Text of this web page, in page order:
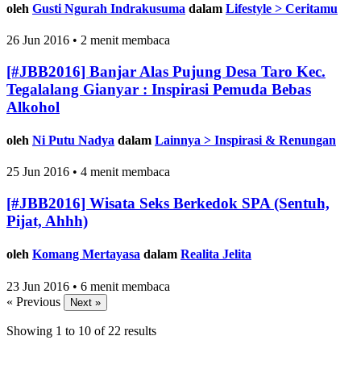
oleh Gusti Ngurah Indrakusuma dalam Lifestyle > Ceritamu
26 Jun 2016 • 2 menit membaca
[#JBB2016] Banjar Alas Pujung Desa Taro Kec.
Tegalalang Gianyar : Inspirasi Pemuda Bebas
Alkohol
oleh Ni Putu Nadya dalam Lainnya > Inspirasi & Renungan
25 Jun 2016 • 4 menit membaca
[#JBB2016] Wisata Seks Berkedok SPA (Sentuh,
Pijat, Ahhh)
oleh Komang Mertayasa dalam Realita Jelita
23 Jun 2016 • 6 menit membaca
« Previous
Next »
Showing 1 to 10 of 22 results